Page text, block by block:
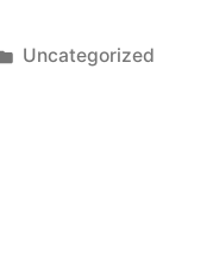
Posted
Uncategorized